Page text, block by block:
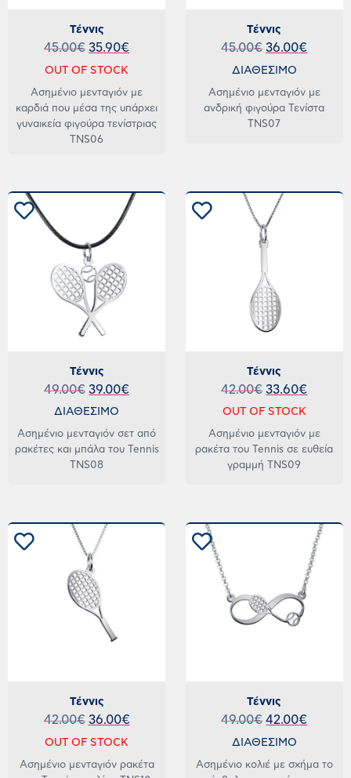
Τέννις
45.00€ 35.90€
OUT OF STOCK
Ασημένιο μενταγιόν με
καρδιά που μέσα της υπάρχει
γυναικεία φιγούρα τενίστριας
TNS06
Τέννις
45.00€ 36.00€
ΔΙΑΘΕΣΙΜΟ
Ασημένιο μενταγιόν με
ανδρική φιγούρα Τενίστα
TNS07
Τέννις
49.00€ 39.00€
ΔΙΑΘΕΣΙΜΟ
Ασημένιο μενταγιόν σετ από
ρακέτες και μπάλα του Tennis
TNS08
Τέννις
42.00€ 33.60€
OUT OF STOCK
Ασημένιο μενταγιόν με
ρακέτα του Tennis σε ευθεία
γραμμή TNS09
Τέννις
42.00€ 36.00€
OUT OF STOCK
Ασημένιο μενταγιόν ρακέτα
Τέννις
49.00€ 42.00€
ΔΙΑΘΕΣΙΜΟ
Ασημένιο κολιέ με σχήμα το